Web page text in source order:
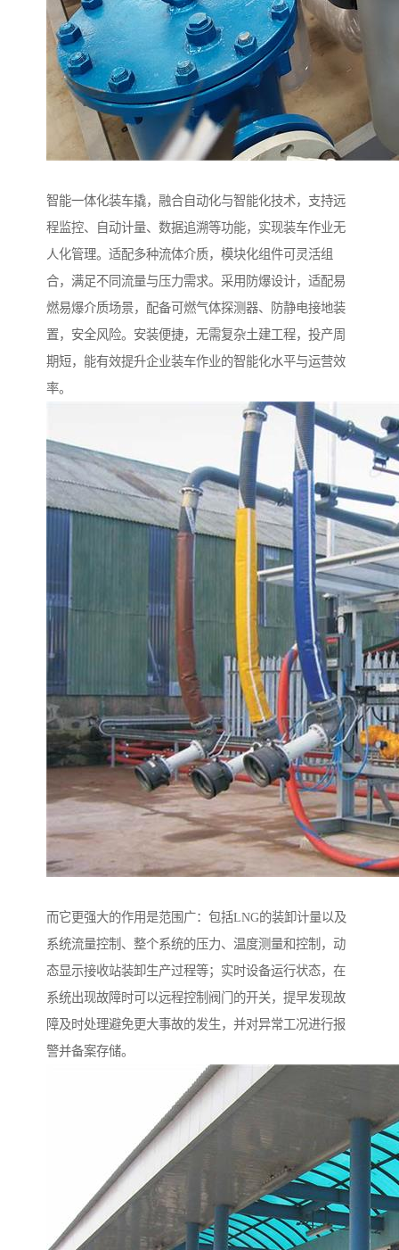
智能一体化装车撬，融合自动化与智能化技术，支持远
程监控、自动计量、数据追溯等功能，实现装车作业无
人化管理。适配多种流体介质，模块化组件可灵活组
合，满足不同流量与压力需求。采用防爆设计，适配易
燃易爆介质场景，配备可燃气体探测器、防静电接地装
置，安全风险。安装便捷，无需复杂土建工程，投产周
期短，能有效提升企业装车作业的智能化水平与运营效
率。
而它更强大的作用是范围广：包括LNG的装卸计量以及
系统流量控制、整个系统的压力、温度测量和控制，动
态显示接收站装卸生产过程等；实时设备运行状态，在
系统出现故障时可以远程控制阀门的开关，提早发现故
障及时处理避免更大事故的发生，并对异常工况进行报
警并备案存储。